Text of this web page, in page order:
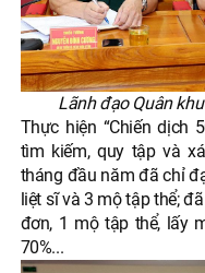
Lãnh đạo Quân
Thực hiện “Chiến dịch
tìm kiếm, quy tập và
tháng đầu năm đã chỉ
liệt sĩ và 3 mộ tập thể;
đơn, 1 mộ tập thể, lấy
70%...